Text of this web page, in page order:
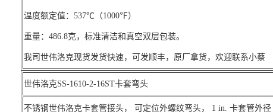
温度额定值：537℃（1000℉）
重量：486.8克，标准清洁和真空双层包装。
我司世伟洛克现货发货快速，可发顺丰，原厂拿货，欢迎联系小蔡
世伟洛克SS-1610-2-16ST卡套弯头
不锈钢世伟洛克卡套管接头， 可定位外螺纹弯头， 1 in. 卡套管外径